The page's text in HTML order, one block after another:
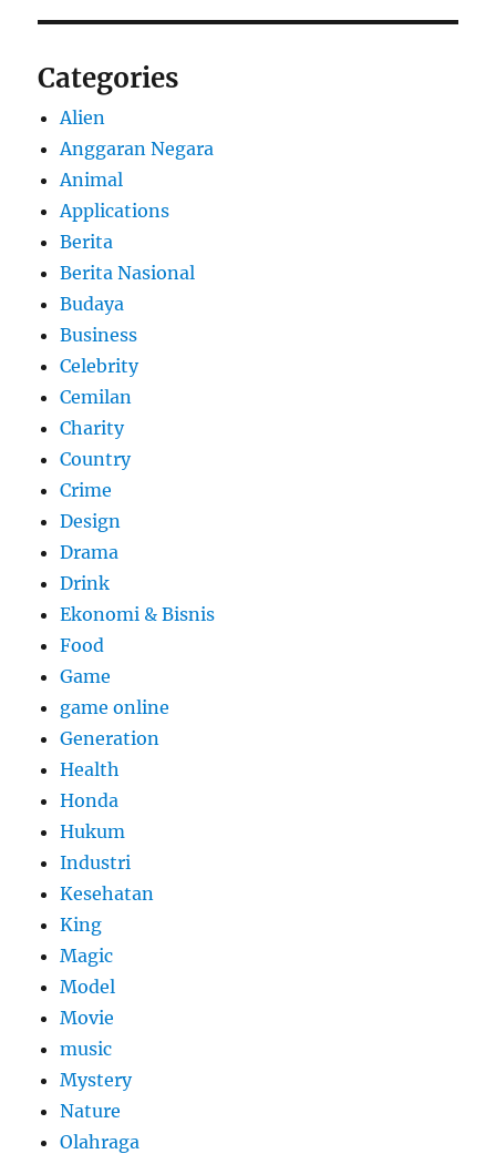
Categories
Alien
Anggaran Negara
Animal
Applications
Berita
Berita Nasional
Budaya
Business
Celebrity
Cemilan
Charity
Country
Crime
Design
Drama
Drink
Ekonomi & Bisnis
Food
Game
game online
Generation
Health
Honda
Hukum
Industri
Kesehatan
King
Magic
Model
Movie
music
Mystery
Nature
Olahraga